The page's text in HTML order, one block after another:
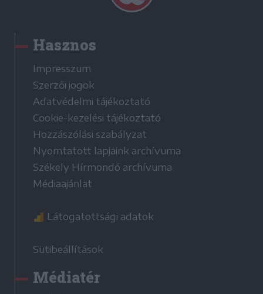
Hasznos
Impresszum
Szerzői jogok
Adatvédelmi tájékoztató
Cookie-kezelési tájékoztató
Hozzászólási szabályzat
Nyomtatott lapjaink archívuma
Székely Hírmondó archívuma
Médiaajánlat
Látogatottsági adatok
Sütibeállítások
Médiatér